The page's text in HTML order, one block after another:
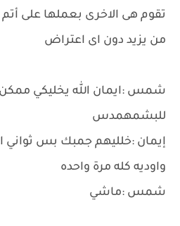
تقوم هى الاخرى بعملها على
من يزيد دون اى اعتراض
شمس :ايمان الله يخليكي
للبشمهمدس
إيمان :خلليهم جمبك بس
واوديه كله مرة واحده
شمس :ماشي